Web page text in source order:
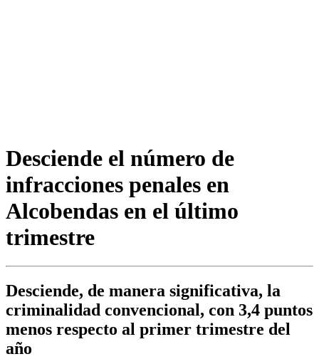
Desciende el número de
infracciones penales en
Alcobendas en el último
trimestre
Desciende, de manera significativa, la
criminalidad convencional, con 3,4 puntos
menos respecto al primer trimestre del
año